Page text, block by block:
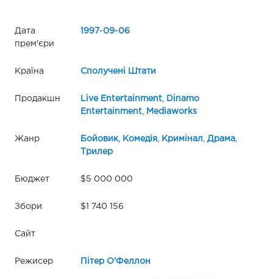
Дата
прем'єри
1997-09-06
Країна Сполучені Штати
Продакшн Live Entertainment,
Dinamo
Entertainment, Mediaworks
Жанр Бойовик, Комедія, Кримінал Драма,
Трилер
Бюджет $5 000 000
Збори $1 740 156
Сайт
Режисер Пітер О'Феллон